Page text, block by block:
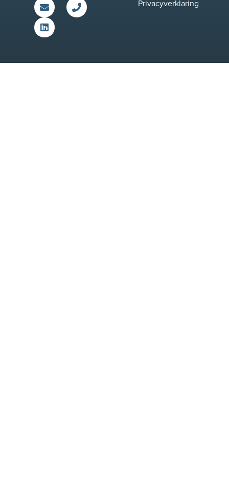
Privacyverklaring